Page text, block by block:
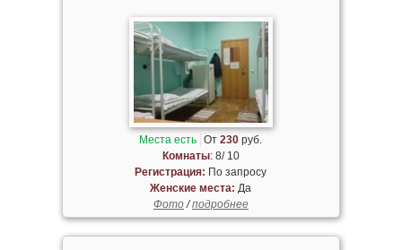
Места есть От230 руб.
Комнаты: 8/ 10
Регистрация: По запросу
Женские места: Да
Фото/подробнее